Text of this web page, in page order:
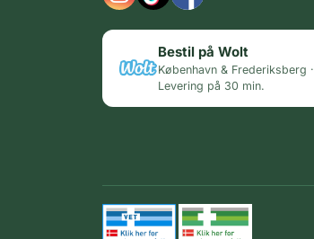
Bestil på Wolt
København & Frederiksberg ·
Levering på 30 min.